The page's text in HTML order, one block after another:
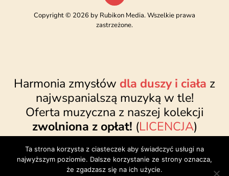
Copyright © 2026 by Rubikon Media. Wszelkie prawa
zastrzeżone.
Harmonia zmysłów dla duszy i ciała z
najwspanialszą muzyką w tle!
Oferta muzyczna z naszej kolekcji
zwolniona z opłat! (LICENCJA)
www.najwspanialsza.pl ● sklep@najwspanialsza.pl
●
facebook.com/najwspanialszapl
Ta strona korzysta z ciasteczek aby świadczyć usługi na
najwyższym poziomie. Dalsze korzystanie ze strony oznacza,
że zgadzasz się na ich użycie.